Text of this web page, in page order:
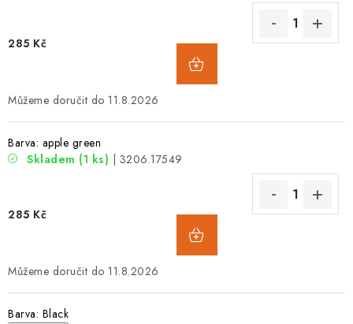
285 Kč
11.8.2026
Barva: apple green
Skladem (1 ks) | 3206.17549
285 Kč
11.8.2026
Barva: Black